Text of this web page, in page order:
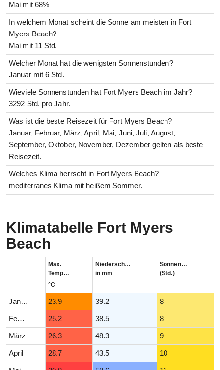
Mai mit 68%
In welchem Monat scheint die Sonne am meisten in Fort
Myers Beach?
Mai mit 11 Std.
Welcher Monat hat die wenigsten Sonnenstunden?
Januar mit 6 Std.
Wieviele Sonnenstunden hat Fort Myers Beach im Jahr?
3292 Std. pro Jahr.
Was ist die beste Reisezeit für Fort Myers Beach?
Januar, Februar, März, April, Mai, Juni, Juli, August,
September, Oktober, November, Dezember gelten als beste
Reisezeit.
Welches Klima herrscht in Fort Myers Beach?
mediterranes Klima mit heißem Sommer.
Klimatabelle Fort Myers
Beach
Max.
Temperatur
°C
Niederschlag
in mm
Sonnenstunden
(Std.)
Januar 23.9 39.2 8
Februar 25.2 38.5 8
März 26.3 48.3 9
April 28.7 43.5 10